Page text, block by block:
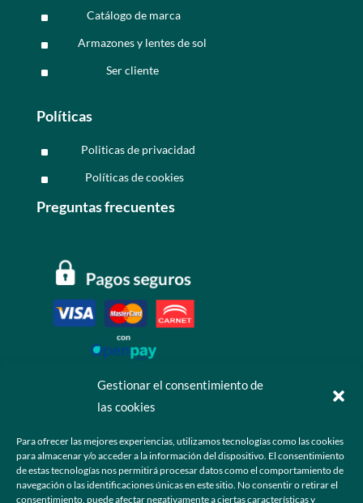
Gestionar el consentimiento de
las cookies
Para ofrecer las mejores experiencias, utilizamos tecnologías como las cookies
para almacenar y/o acceder a la información del dispositivo. El consentimiento
de estas tecnologías nos permitirá procesar datos como el comportamiento de
navegación o las identificaciones únicas en este sitio. No consentir o retirar el
consentimiento, puede afectar negativamente a ciertas características y
^ Catálogo de marca
^ Armazones y lentes de sol
^ Ser cliente
Políticas
^ Politicas de privacidad
^ Políticas de cookies
Preguntas frecuentes
 +52 55 6173 7725 (Ventas)
 hola@grupo-omk.com